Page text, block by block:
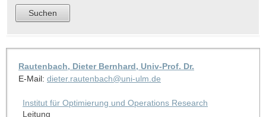
Rautenbach, Dieter Bernhard, Univ-Prof. Dr.
E-Mail: dieter.rautenbach@uni-ulm.de
Institut für Optimierung und Operations Research
Leitung